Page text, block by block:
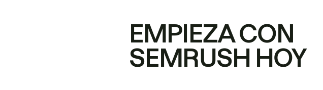
EMPIEZA CON
SEMRUSH HOY